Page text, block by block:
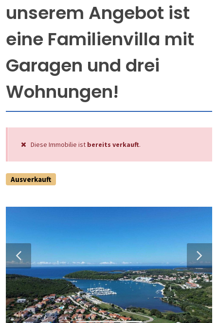
unserem Angebot ist
eine Familienvilla mit
Garagen und drei
Wohnungen!
Diese Immobilie ist bereits verkauft.
Ausverkauft